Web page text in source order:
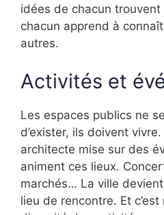
idées de chacun
chacun apprend à
autres.
Activités et
Les espaces publics ne
d’exister, ils doivent
architecte mise sur des
animent ces lieux.
marchés… La ville
lieu de rencontre. Et